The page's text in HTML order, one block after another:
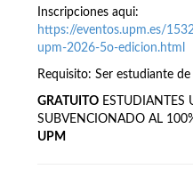
Inscripciones aqui:
https://eventos.upm.es/
upm-2026-5o-edicion.html
Requisito: Ser estudiante
GRATUITO ESTUDIANTES
SUBVENCIONADO AL
UPM